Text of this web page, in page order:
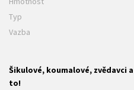
Typ
Vazba
Šikulové, koumalové, zvědavci
to!